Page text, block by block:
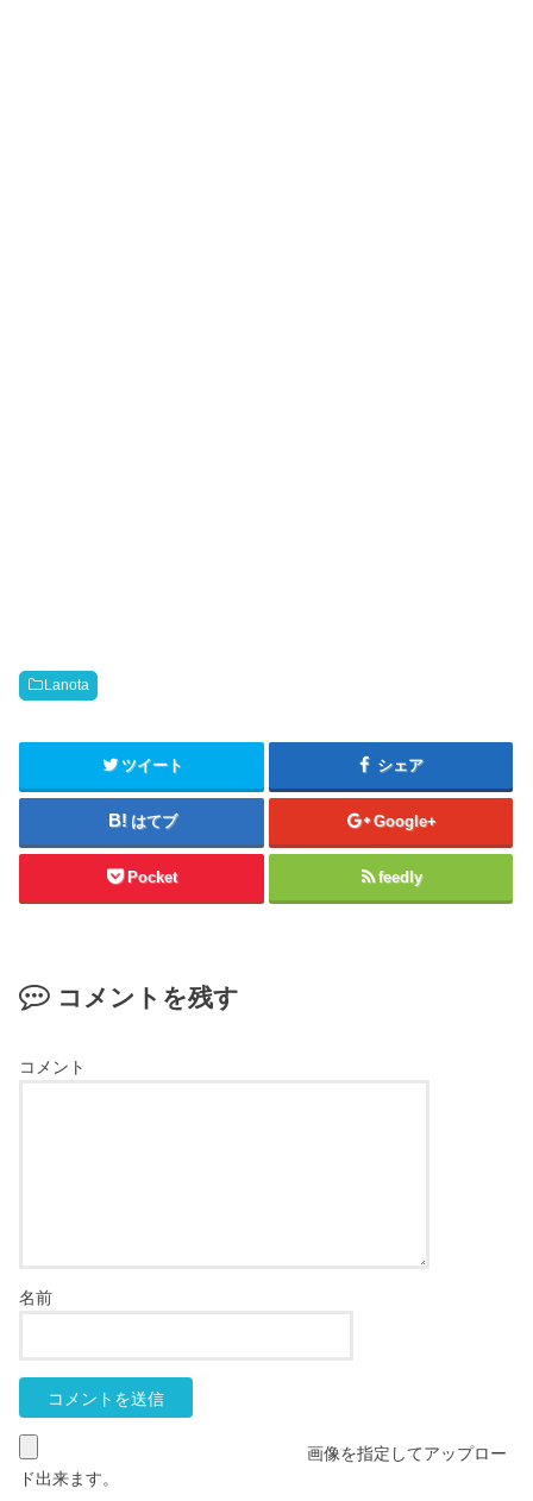
Lanota
ツイート シェア
はてブ Google+
Pocket feedly
コメントを残す
コメント
名前
画像を指定してアップロー
ド出来ます。